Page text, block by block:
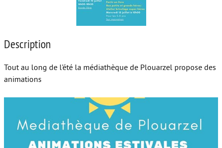
Place aux grands-parents
Description
Tout au long de l’été la médiathèque de Plouarzel propose des
animations